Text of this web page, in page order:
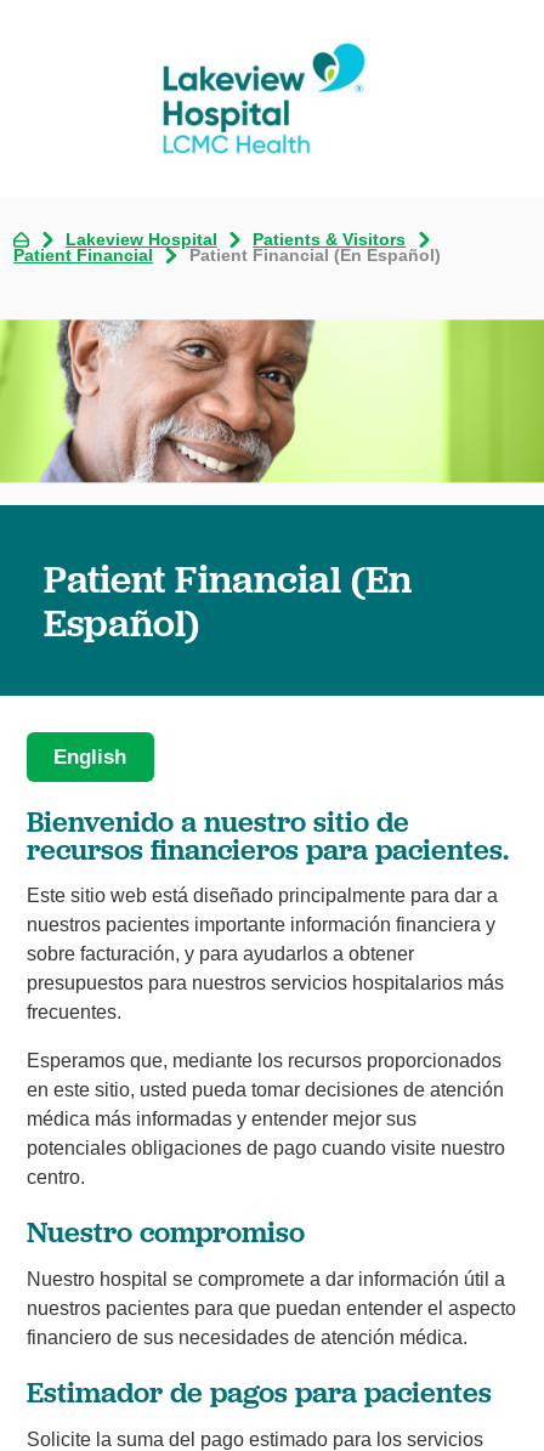
Lakeview Hospital
Patients & Visitors
Patient Financial
Patient Financial (En Español)
Patient Financial (En
Español)
English
Bienvenido a nuestro sitio de
recursos financieros para pacientes.
Este sitio web está diseñado principalmente para dar a
nuestros pacientes importante información financiera y
sobre facturación, y para ayudarlos a obtener
presupuestos para nuestros servicios hospitalarios más
frecuentes.
Esperamos que, mediante los recursos proporcionados
en este sitio, usted pueda tomar decisiones de atención
médica más informadas y entender mejor sus
potenciales obligaciones de pago cuando visite nuestro
centro.
Nuestro compromiso
Nuestro hospital se compromete a dar información útil a
nuestros pacientes para que puedan entender el aspecto
financiero de sus necesidades de atención médica.
Estimador de pagos para pacientes
Solicite la suma del pago estimado para los servicios